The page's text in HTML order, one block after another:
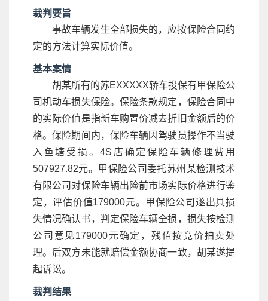
裁判要旨
事故车辆发生全部损失的，应按保险合同约
定的方法计算实际价值。
基本案情
胡某所有的苏EXXXXX轿车投保有甲保险公
司机动车损失保险。保险条款规定，保险合同中
的实际价值是指新车购置价减去折旧金额后的价
格。保险期间内，保险车辆因驾驶员操作不当驶
入鱼塘受损。4S店确定保险车辆修理费用
507927.82元。甲保险公司委托苏州某检测技术
有限公司对保险车辆出险前市场实际价格进行鉴
定，评估价值179000元。甲保险公司遂出具损
失情况确认书，判定保险车辆全损，损失按检测
公司意见179000元确定，残值按竞价拍卖处
理。后双方未能就赔偿金额协商一致，胡某遂提
起诉讼。
裁判结果